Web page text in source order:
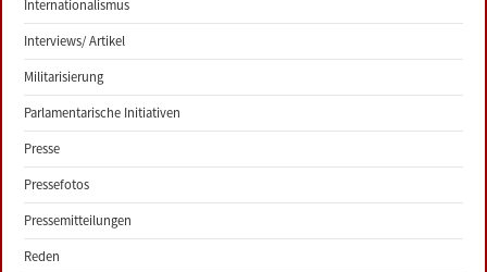
Internationalismus
Interviews/ Artikel
Militarisierung
Parlamentarische Initiativen
Presse
Pressefotos
Pressemitteilungen
Reden